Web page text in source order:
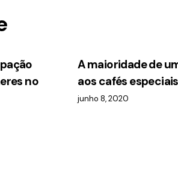
no
A maioridade de
aos cafés especiais
junho 8, 2020